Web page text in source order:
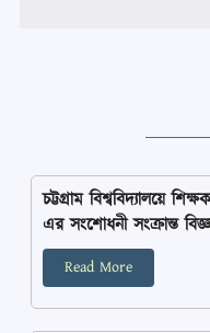
চট্টগ্রাম বিশ্ববিদ্যালয়ে
এর সংশোধনী সংক্রান্ত
Read More